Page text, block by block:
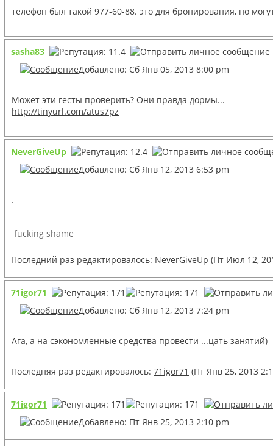
телефон был такой 977-60-88. это для бронирования, но
sasha83
Добавлено: Сб Янв 05, 2013 8:00 pm
Может эти гесты проверить? Они правда дормы...
http://tinyurl.com/atus7pz
NeverGiveUp
Добавлено: Сб Янв 12, 2013 6:53 pm
.
fucking shame
Последний раз редактировалось: NeverGiveUp (Пт Июл 12,
71igor71
Добавлено: Сб Янв 12, 2013 7:24 pm
Ага, а на сэкономленные средства провести ...цать занятий)
Последняя раз редактировалось: 71igor71 (Пт Янв 25, 2013
71igor71
Добавлено: Пт Янв 25, 2013 2:10 pm